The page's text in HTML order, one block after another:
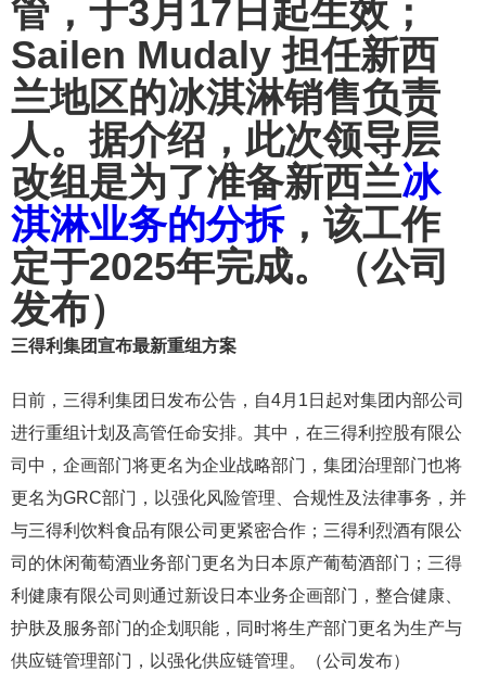
管，于3月17日起生效；
Sailen Mudaly 担任新西
兰地区的冰淇淋销售负责
人。据介绍，此次领导层
改组是为了准备新西兰冰
淇淋业务的分拆，该工作
定于2025年完成。（公司
发布）
三得利集团宣布最新重组方案
日前，三得利集团日发布公告，自4月1日起对集团内部公司
进行重组计划及高管任命安排。其中，在三得利控股有限公
司中，企画部门将更名为企业战略部门，集团治理部门也将
更名为GRC部门，以强化风险管理、合规性及法律事务，并
与三得利饮料食品有限公司更紧密合作；三得利烈酒有限公
司的休闲葡萄酒业务部门更名为日本原产葡萄酒部门；三得
利健康有限公司则通过新设日本业务企画部门，整合健康、
护肤及服务部门的企划职能，同时将生产部门更名为生产与
供应链管理部门，以强化供应链管理。（公司发布）